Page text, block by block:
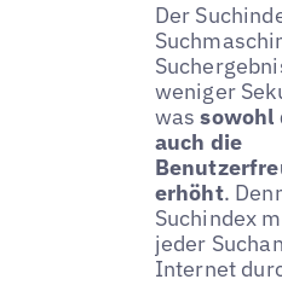
Der
weniger
wassowohl
auch die
erhöht.
Suchindex
jeder
Internet